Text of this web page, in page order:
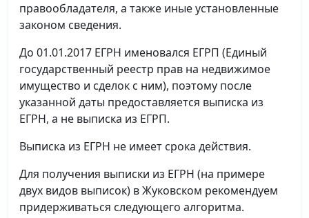
правообладателя, а также иные установленные
законом сведения.
До 01.01.2017 ЕГРН именовался ЕГРП (Единый
государственный реестр прав на недвижимое
имущество и сделок с ним), поэтому после
указанной даты предоставляется выписка из
ЕГРН, а не выписка из ЕГРП.
Выписка из ЕГРН не имеет срока действия.
Для получения выписки из ЕГРН (на примере
двух видов выписок) в Жуковском рекомендуем
придерживаться следующего алгоритма.